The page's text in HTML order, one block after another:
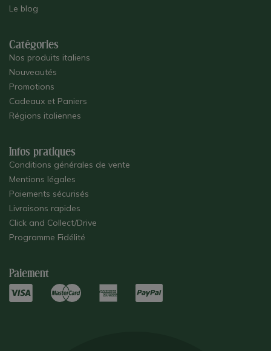
Le blog
Catégories
Nos produits italiens
Nouveautés
Promotions
Cadeaux et Paniers
Régions italiennes
Infos pratiques
Conditions générales de vente
Mentions légales
Paiements sécurisés
Livraisons rapides
Click and Collect/Drive
Programme Fidélité
Paiement